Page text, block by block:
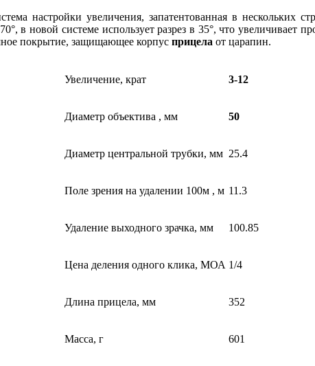
настройки увеличения, запатентованная в
в новой системе использует разрез в 35°, что увеличивает
покрытие, защищающее корпус прицела от царапин.
Увеличение, крат 3-12
Диаметр объектива , мм 50
Диаметр центральной трубки, мм 25.4
Поле зрения на удалении 100м , м 11.3
Удаление выходного зрачка, мм 100.85
Цена деления одного клика, МОА 1/4
Длина прицела, мм 352
Масса, г 601